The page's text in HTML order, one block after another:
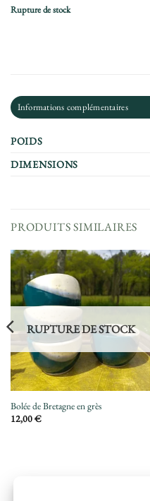
Rupture de stock
Informations complémentaires
POIDS
DIMENSIONS
PRODUITS SIMILAIRES
RUPTURE DE STOCK
Bolée de Bretagne en grès
12,00€